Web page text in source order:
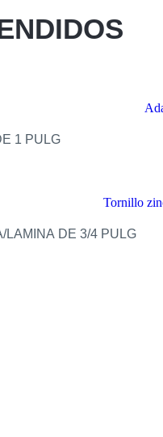
1 PULG
LAMINA DE 3/4 PULG